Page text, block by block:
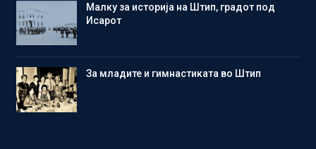
Малку за историја на Штип, градот под
Исарот
Зa младите и гимнастиката во Штип